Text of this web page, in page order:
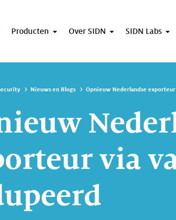
Producten Over SIDN SIDN Labs
Nieuws en Blogs Opnieuw Nederlandse
via